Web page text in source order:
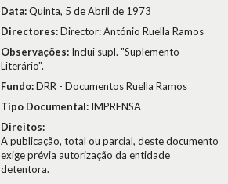
Data:Quinta, 5 de Abril de 1973
Directores:Director: António Ruella Ramos
Observações: Inclui supl. "Suplemento
Literário".
Fundo:DRR - Documentos Ruella Ramos
Tipo Documental: IMPRENSA
Direitos:
A publicação, total ou parcial, deste documento
exige prévia autorização da entidade
detentora.